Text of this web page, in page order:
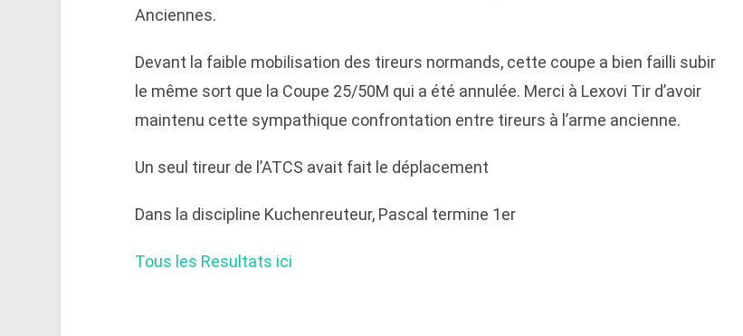
Anciennes.
Devant la faible mobilisation des tireurs normands, cette coupe a bien failli subir
le même sort que la Coupe 25/50M qui a été annulée. Merci à Lexovi Tir d’avoir
maintenu cette sympathique confrontation entre tireurs à l’arme ancienne.
Un seul tireur de l’ATCS avait fait le déplacement
Dans la discipline Kuchenreuteur, Pascal termine 1er
Tous les Resultats ici